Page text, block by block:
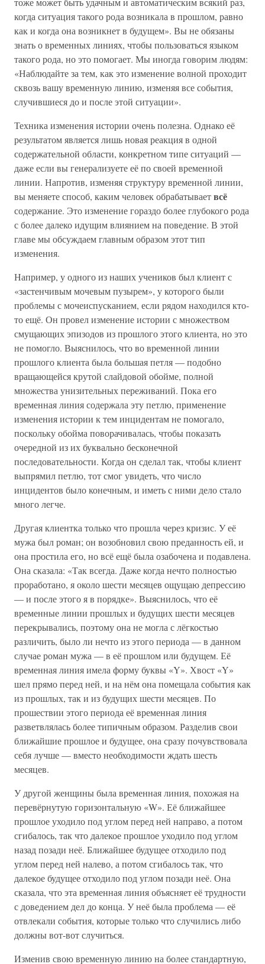
когда ситуация такого рода возникала в прошлом, равно
как и когда она возникнет в будущем». Вы не обязаны
знать о временных линиях, чтобы пользоваться языком
такого рода, но это помогает. Мы иногда говорим людям:
«Наблюдайте за тем, как это изменение волной проходит
сквозь вашу временную линию, изменяя все события,
случившиеся до и после этой ситуации».
Техника изменения истории очень полезна. Однако её
результатом является лишь новая реакция в одной
содержательной области, конкретном типе ситуаций —
даже если вы генерализуете её по своей временной
линии. Напротив, изменяя структуру временной линии,
вы меняете способ, каким человек обрабатываетвсё
содержание. Это изменение гораздо более глубокого рода
с более далеко идущим влиянием на поведение. В этой
главе мы обсуждаем главным образом этот тип
изменения.
Например, у одного из наших учеников был клиент с
«застенчивым мочевым пузырем», у которого были
проблемы с мочеиспусканием, если рядом находился кто-
то ещё. Он провел изменение истории с множеством
смущающих эпизодов из прошлого этого клиента, но это
не помогло. Выяснилось, что во временной линии
прошлого клиента была большая петля — подобно
вращающейся крутой слайдовой обойме, полной
множества унизительных переживаний. Пока его
временная линия содержала эту петлю, применение
изменения истории к тем инцидентам не помогало,
поскольку обойма поворачивалась, чтобы показать
очередной из их буквально бесконечной
последовательности. Когда он сделал так, чтобы клиент
выпрямил петлю, тот смог увидеть, что число
инцидентов было конечным, и иметь с ними дело стало
много легче.
Другая клиентка только что прошла через кризис. У её
мужа был роман; он возобновил свою преданность ей, и
она простила его, но всё ещё была озабочена и подавлена.
Она сказала: «Так всегда. Даже когда нечто полностью
проработано, я около шести месяцев ощущаю депрессию
— и после этого я в порядке». Выяснилось, что её
временные линии прошлых и будущих шести месяцев
перекрывались, поэтому она не могла с лёгкостью
различить, было ли нечто из этого периода — в данном
случае роман мужа — в её прошлом или будущем. Её
временная линия имела форму буквы «Y». Хвост «Y»
шел прямо перед ней, и на нём она помещала события как
из прошлых, так и из будущих шести месяцев. По
прошествии этого периода её временная линия
разветвлялась более типичным образом. Разделив свои
ближайшие прошлое и будущее, она сразу почувствовала
себя лучше — вместо необходимости ждать шесть
месяцев.
У другой женщины была временная линия, похожая на
перевёрнутую горизонтальную «W». Её ближайшее
прошлое уходило под углом перед ней направо, а потом
сгибалось, так что далекое прошлое уходило под углом
назад позади неё. Ближайшее будущее отходило под
углом перед ней налево, а потом сгибалось так, что
далекое будущее отходило под углом позади неё. Она
сказала, что эта временная линия объясняет её трудности
с доведением дел до конца. У неё была проблема — её
отвлекали события, которые только что случились либо
должны вот-вот случиться.
Изменив свою временную линию на более стандартную,